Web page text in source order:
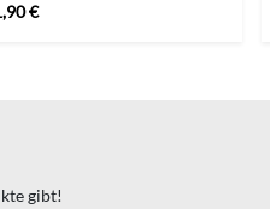
€
gibt!